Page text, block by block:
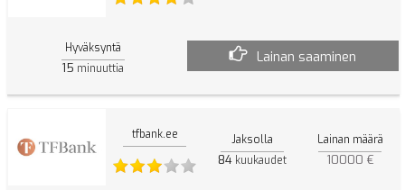
Hyväksyntä
15 minuuttia
Lainan saaminen
tfbank.ee Jaksolla
84 kuukaudet
Lainan määrä
10000 €